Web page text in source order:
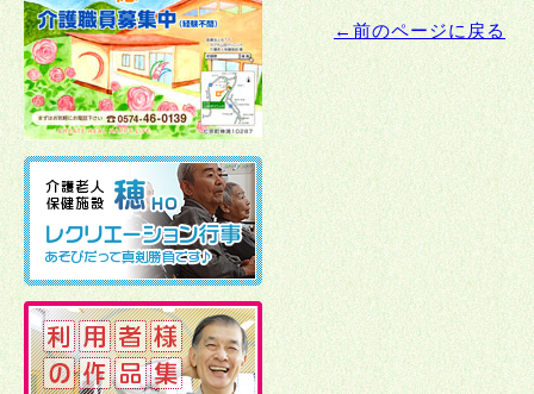
←前のページに戻る